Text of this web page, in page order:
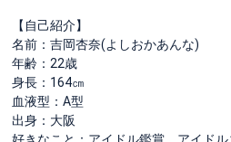
【自己紹介】
名前：吉岡杏奈(よしおかあんな)
年齢：22歳
身長：164㎝
血液型：A型
出身：大阪